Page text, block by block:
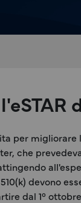
per
che
devono
dal 1°